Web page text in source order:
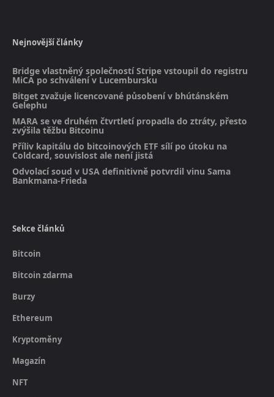
Nejnovější články
Bridge vlastněný společností Stripe vstoupil do registru
MiCA po schválení v Lucembursku
Bitget zvažuje licencované působení v bhútánském
Gelephu
MARA se ve druhém čtvrtletí propadla do ztráty, přesto
zvýšila těžbu Bitcoinu
Příliv kapitálu do bitcoinových ETF sílí po útoku na
Coldcard, souvislost ale není jistá
Odvolací soud v USA definitivně potvrdil vinu Sama
Bankmana-Frieda
Sekce článků
Bitcoin
Bitcoin zdarma
Burzy
Ethereum
Kryptoměny
Magazín
NFT